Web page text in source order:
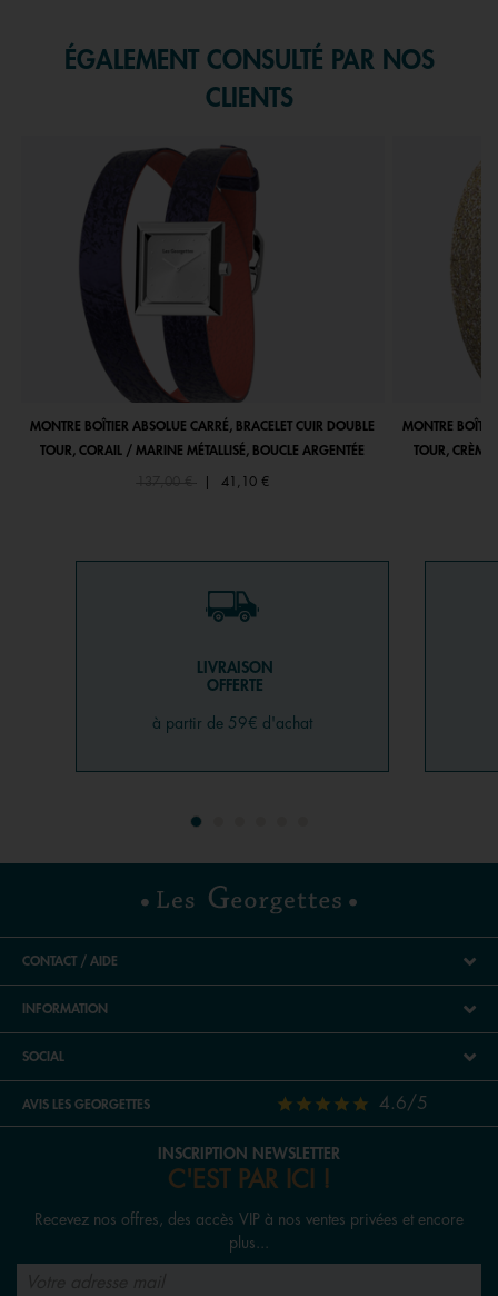
ÉGALEMENT CONSULTÉ PAR NOS
CLIENTS
MONTRE BOÎTIER ABSOLUE CARRÉ, BRACELET CUIR DOUBLE
TOUR, CORAIL / MARINE MÉTALLISÉ, BOUCLE ARGENTÉE
Price reduced from
137,00 €to 41,10 €
MONTRE
TOUR, CRÈME
LIVRAISON
OFFERTE
à partir de 59€ d'achat
CONTACT / AIDE
INFORMATION
SOCIAL
AVIS LES GEORGETTES 4.6/5
INSCRIPTION NEWSLETTER
C'EST PAR ICI !
Recevez nos offres, des accès VIP à nos ventes privées et encore
plus...